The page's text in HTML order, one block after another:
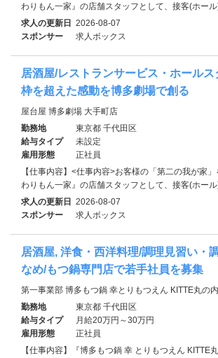
わりもん一家』の店舗スタッフとして、接客(ホール
求人の更新日 2026-08-07
スポンサー
求人ボックス
居酒屋/レストランサービス・ホール
枠を超えた感動を博多劇場で創る
屋台屋 博多劇場 大手町店
勤務地
東京都 千代田区
給与タイプ
未設定
雇用形態
正社員
【仕事内容】<仕事内容>お客様の「第二の我が家
わりもん一家』の店舗スタッフとして、接客(ホール
求人の更新日 2026-08-07
スポンサー
求人ボックス
居酒屋, 洋食・西洋料理/調理見習い・
なめ/もつ鍋専門店で若手社員を募集
第一事業部 博多もつ鍋 幸とりもつえん KITTE丸の
勤務地
東京都 千代田区
給与タイプ
月給20万円～30万円
雇用形態
正社員
【仕事内容】『博多もつ鍋 幸 とりもつえん KITTE